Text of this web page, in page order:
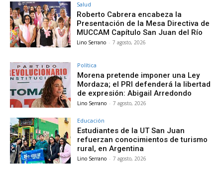
Salud
Roberto Cabrera encabeza la
Presentación de la Mesa Directiva de
MUCCAM Capítulo San Juan del Río
Lino Serrano - 7 agosto, 2026
Política
Morena pretende imponer una Ley
Mordaza; el PRI defenderá la libertad
de expresión: Abigail Arredondo
Lino Serrano - 7 agosto, 2026
Educación
Estudiantes de la UT San Juan
refuerzan conocimientos de turismo
rural, en Argentina
Lino Serrano - 7 agosto, 2026